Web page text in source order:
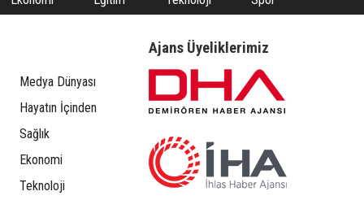
Medya Dünyası
Hayatın İçinden
Sağlık
Ekonomi
Teknoloji
Ajans Üyeliklerimiz